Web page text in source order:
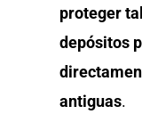
proteger
depósitos
antiguas.